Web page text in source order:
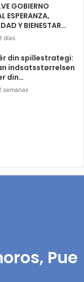
GOBIERNO
ESPERANZA,
Y BIENESTAR…
días
din spillestrategi:
indsatsstørrelsen
din…
semanas
Pue